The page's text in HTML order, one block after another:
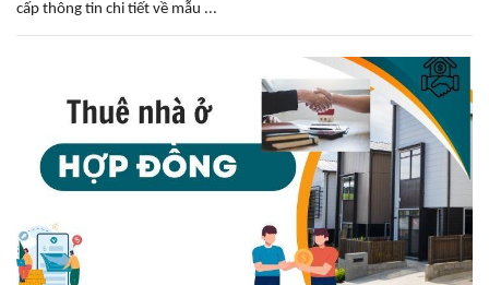
cấp thông tin chi tiết về mẫu ...